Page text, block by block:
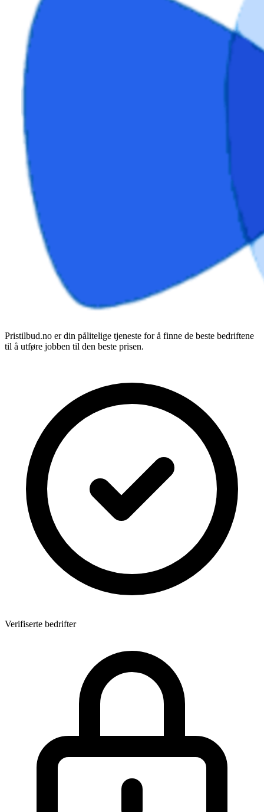
Pristilbud.no er din pålitelige tjeneste for å finne de beste bedriftene
til å utføre jobben til den beste prisen.
Verifiserte bedrifter